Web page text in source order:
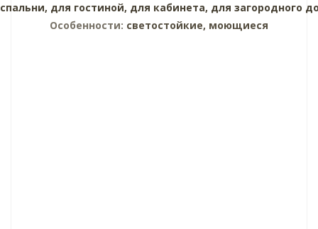
для гостиной, для кабинета, для загородного
Особенности: светостойкие, моющиеся